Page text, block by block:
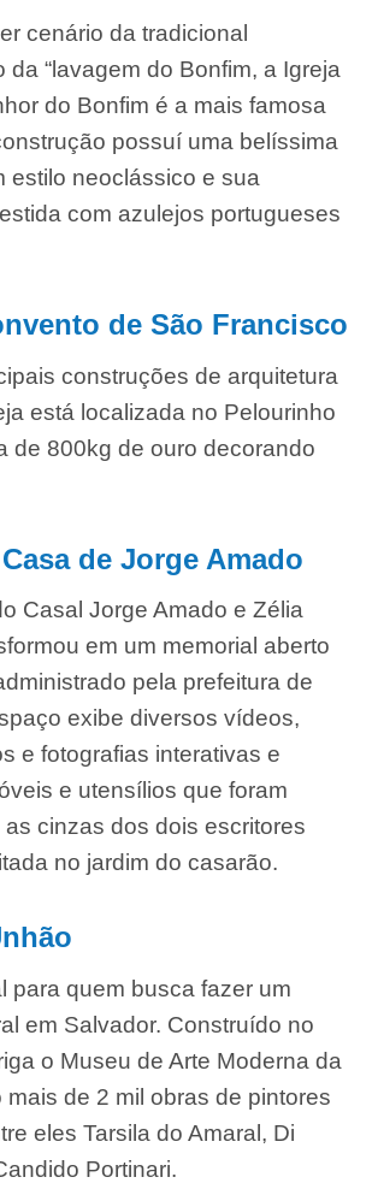
cenário da tradicional
da “lavagem do Bonfim, a Igreja
do Bonfim é a mais famosa
possuí uma belíssima
estilo neoclássico e sua
com azulejos portugueses
de São Francisco
construções de arquitetura
está localizada no Pelourinho
de 800kg de ouro decorando
de Jorge Amado
Casal Jorge Amado e Zélia
em um memorial aberto
pela prefeitura de
exibe diversos vídeos,
e fotografias interativas e
e utensílios que foram
cinzas dos dois escritores
no jardim do casarão.
para quem busca fazer um
em Salvador. Construído no
o Museu de Arte Moderna da
mais de 2 mil obras de pintores
eles Tarsila do Amaral, Di
Portinari.